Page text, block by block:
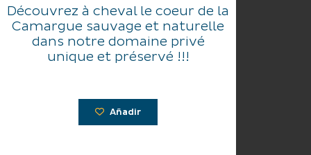
Découvrez à cheval le coeur de la
Camargue sauvage et naturelle
dans notre domaine privé
unique et préservé !!!
Añadir